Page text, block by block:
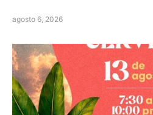
agosto 6, 2026